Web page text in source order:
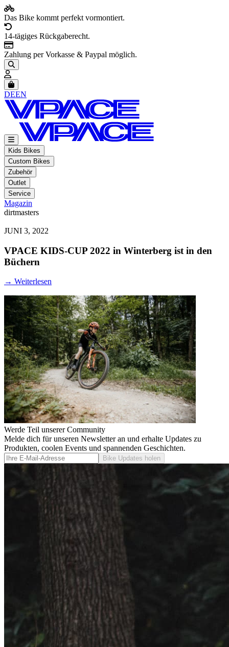
Das Bike kommt perfekt vormontiert.
14-tägiges Rückgaberecht.
Zahlung per Vorkasse & Paypal möglich.
Artikel im Warenkorb, Warenkorb anzeigen
DEEN
Kids Bikes
Custom Bikes
Zubehör
Outlet
Service
Magazin
dirtmasters
JUNI 3, 2022
VPACE KIDS-CUP 2022 in Winterberg ist in den
Büchern
→ Weiterlesen
Werde Teil unserer Community
Melde dich für unseren Newsletter an und erhalte Updates zu
Produkten, coolen Events und spannenden Geschichten.
Bike Updates holen